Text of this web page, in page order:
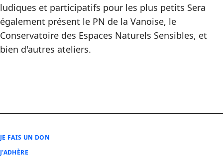
ludiques et participatifs pour les plus petits Sera
également présent le PN de la Vanoise, le
Conservatoire des Espaces Naturels Sensibles, et
bien d'autres ateliers.
JE FAIS UN DON
J'ADHÈRE